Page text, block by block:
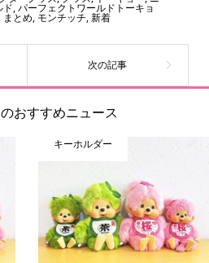
けすることも、私たちの使命の
ド,パーフェクトワールドトーキョ
, まとめ, モンチッチ,新着
おすすめニュース
キーホルダー